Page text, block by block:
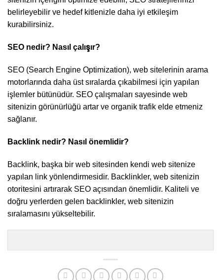
belirleyebilir ve hedef kitlenizle daha iyi etkileşim
kurabilirsiniz.
SEO nedir? Nasıl çalışır?
SEO (Search Engine Optimization), web sitelerinin arama
motorlarında daha üst sıralarda çıkabilmesi için yapılan
işlemler bütünüdür. SEO çalışmaları sayesinde web
sitenizin görünürlüğü artar ve organik trafik elde etmeniz
sağlanır.
Backlink nedir? Nasıl önemlidir?
Backlink, başka bir web sitesinden kendi web sitenize
yapılan link yönlendirmesidir. Backlinkler, web sitenizin
otoritesini artırarak SEO açısından önemlidir. Kaliteli ve
doğru yerlerden gelen backlinkler, web sitenizin
sıralamasını yükseltebilir.